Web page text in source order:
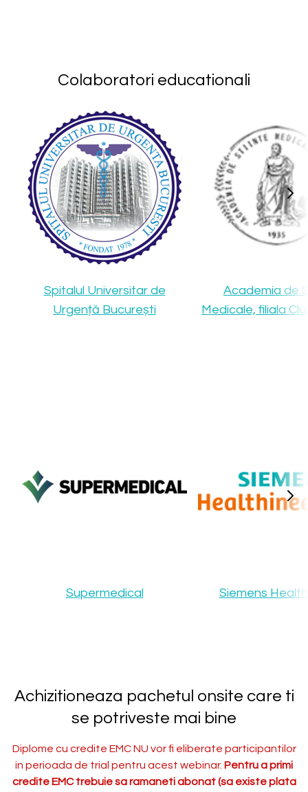
Colaboratori educationali
Spitalul Universitar de
Urgență București
Academia de
Medicale, filiala
Supermedical Siemens
Achizitioneaza pachetul onsite care ti
se potriveste mai bine
Diplome cu credite EMC NU vor fi eliberate participantilor
in perioada de trial pentru acest webinar. Pentru a primi
credite EMC trebuie sa ramaneti abonat (sa existe plata